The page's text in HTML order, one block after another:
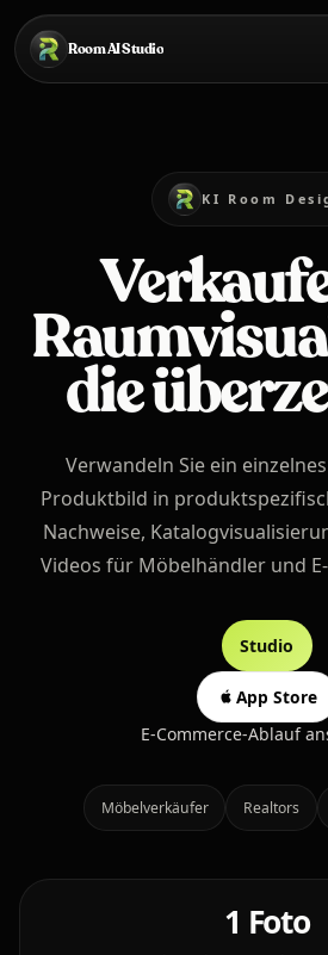
Zum Hauptinhalt springen
Room AI Studio
Startseite
Sprache
Deutsch
KI Room
die
Verwandeln Sie ein
Produktbild in
Nachweise,
Videos für Möbelhändler und
StudioStudio
App Store
E-Commerce-Ablauf
Möbelverkäufer Realtors
1 Foto